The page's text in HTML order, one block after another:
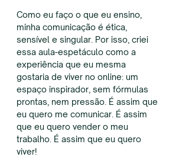
Como eu faço o que eu ensino,
minha comunicação é ética,
sensível e singular. Por isso, criei
essa aula-espetáculo como a
experiência que eu mesma
gostaria de viver no online: um
espaço inspirador, sem fórmulas
prontas, nem pressão. É assim que
eu quero me comunicar. É assim
que eu quero vender o meu
trabalho. É assim que eu quero
viver!